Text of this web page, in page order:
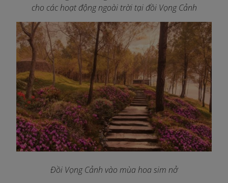
cho các hoạt động ngoài trời tại đồi Vọng Cảnh
Đồi Vọng Cảnh vào mùa hoa sim nở